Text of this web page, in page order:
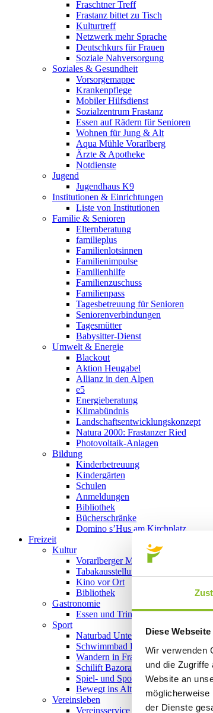
Diese
Wir verwenden
und die
Website an
der Dienste
Fraschtner Treff
Frastanz bittet zu Tisch
Kulturtreff
Netzwerk mehr Sprache
Deutschkurs für Frauen
Soziale Nahversorgung
Soziales & Gesundheit
Vorsorgemappe
Krankenpflege
Mobiler Hilfsdienst
Sozialzentrum Frastanz
Essen auf Rädern für Senioren
Wohnen für Jung & Alt
Aqua Mühle Vorarlberg
Ärzte & Apotheke
Notdienste
Jugend
Jugendhaus K9
Institutionen & Einrichtungen
Liste von Institutionen
Familie & Senioren
Elternberatung
familieplus
Familienlotsinnen
Familienimpulse
Familienhilfe
Familienzuschuss
Familienpass
Tagesbetreuung für Senioren
Seniorenverbindungen
Tagesmütter
Babysitter-Dienst
Umwelt & Energie
Blackout
Aktion Heugabel
Allianz in den Alpen
e5
Energieberatung
Klimabündnis
Landschaftsentwicklungskonzept
Natura 2000: Frastanzer Ried
Photovoltaik-Anlagen
Bildung
Kinderbetreuung
Kindergärten
Schulen
Anmeldungen
Bibliothek
Bücherschränke
Domino s’Hus am Kirchplatz
Freizeit
Kultur
Vorarlberger Museumswelt
Tabakausstellung
Kino vor Ort
Bibliothek
Gastronomie
Essen und Trinken in Frastanz
Sport
Naturbad Untere Au
Schwimmbad Felsenau
Wandern in Frastanz
Schilift Bazora
Spiel- und Sportstätten
Bewegt ins Alter
Vereinsleben
Vereinsservice